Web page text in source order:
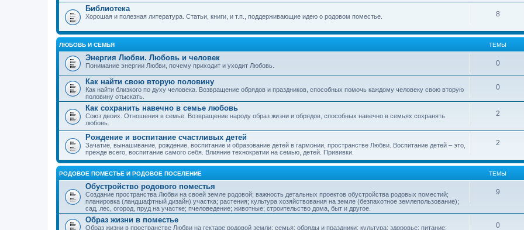
Библиотека
Хорошая и полезная литература. Статьи, книги, и т.п., поддерживающие идею о родовом поместье. 8
ЛЮБОВЬ И СЕМЬЯ ТЕМЫ
Энергия Любви. Любовь и человек
Понимание энергии Любви, почему приходит и уходит Любовь. 0
Как найти свою вторую половину
Как найти близкого по духу человека. Возвращение обрядов и праздников, способных помочь каждому человеку свою вторую
половину отыскать.
0
Как сохранить навечно в семье любовь
Союз двоих. Отношения в семье. Возвращение народу образ жизни и обрядов, способных навечно в семьях сохранять
любовь.
2
Рождение и воспитание счастливых детей
Зачатие, вынашивание, рождение, воспитание и образование детей в гармонии, пространстве Любви. Воспитание детей – это,
прежде всего, воспитание самого себя. Влияние технократии на семью, детей. Прививки.
2
РОДОВОЕ ПОМЕСТЬЕ И РОДОВОЕ ПОСЕЛЕНИЕ ТЕМЫ
Обустройство родового поместья
Создание пространства Любви на своей земле родовой; важность детальных проектов обустройства родовых поместий;
планировка (ландшафтный дизайн) участка; растения; культура хозяйствования на земле (безпахотное землепользование);
сад, лес, огород, пруд на участке; пчеловедение; животные; строительство дома, быт и другое.
9
Образ жизни в поместье
Образ жизни в пространстве Любви на гектаре родовой земли: семья; обряды и праздники; культура; здоровье; питание;
0